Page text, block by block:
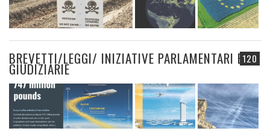
120
BREVETTI/LEGGI/ INIZIATIVE PARLAMENTARI E
GIUDIZIARIE